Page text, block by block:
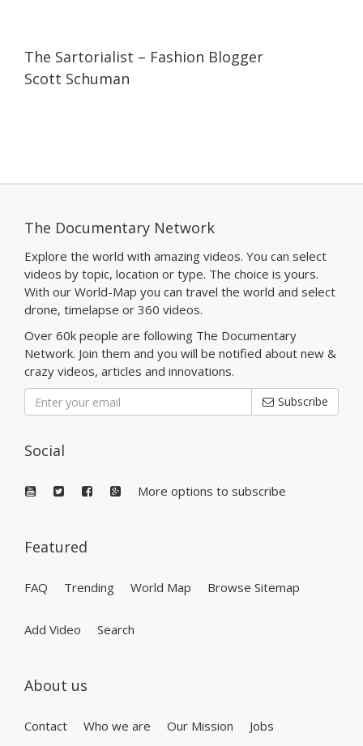
The Sartorialist – Fashion Blogger
Scott Schuman
The Documentary Network
Explore the world with amazing videos. You can select
videos by topic, location or type. The choice is yours.
With our World-Map you can travel the world and select
drone, timelapse or 360 videos.
Over 60k people are following The Documentary
Network. Join them and you will be notified about new &
crazy videos, articles and innovations.
Subscribe
Social
More options to subscribe
Featured
FAQ Trending World Map Browse Sitemap
Add Video Search
About us
Contact Who we are Our Mission Jobs